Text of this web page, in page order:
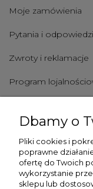
Moje zamówienia
Pytania i odpowiedzi
Zwroty i reklamacje
Program
Kontakt
Dbamy o
Pliki cookies i
poprawne
ofertę do Twoich
wykorzystanie
sklepu lub